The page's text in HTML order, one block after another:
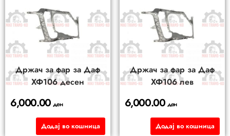
Држач за фар за Даф
ХФ106 десен
6,000.00ден
Додај во кошница
Држач за фар за Даф
ХФ106 лев
6,000.00 ден
Додај во кошница